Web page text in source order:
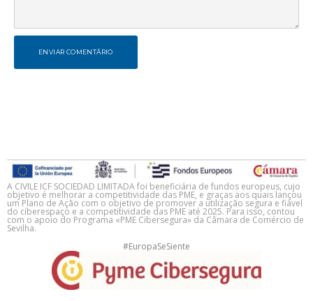
ENVIAR COMENTÁRIO
A CIVILE ICF SOCIEDAD LIMITADA foi beneficiária de fundos europeus, cujo
objetivo é melhorar a competitividade das PME, e graças aos quais lançou
um Plano de Ação com o objetivo de promover a utilização segura e fiável
do ciberespaço e a competitividade das PME até 2025. Para isso, contou
com o apoio do Programa «PME Cibersegura» da Câmara de Comércio de
Sevilha.
#EuropaSeSiente